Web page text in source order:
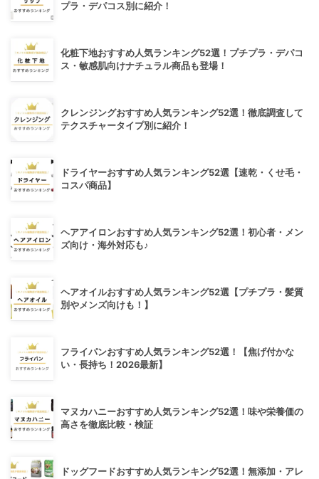
プラ・デパコス別に紹介！
化粧下地おすすめ人気ランキング52選！プチプラ・デパコ
ス・敏感肌向けナチュラル商品も登場！
クレンジングおすすめ人気ランキング52選！徹底調査して
テクスチャータイプ別に紹介！
ドライヤーおすすめ人気ランキング52選【速乾・くせ毛・
コスパ商品】
ヘアアイロンおすすめ人気ランキング52選！初心者・メン
ズ向け・海外対応も♪
ヘアオイルおすすめ人気ランキング52選【プチプラ・髪質
別やメンズ向けも！】
フライパンおすすめ人気ランキング52選！【焦げ付かな
い・長持ち！2026最新】
マヌカハニーおすすめ人気ランキング52選！味や栄養価の
高さを徹底比較・検証
ドッグフードおすすめ人気ランキング52選！無添加・アレ